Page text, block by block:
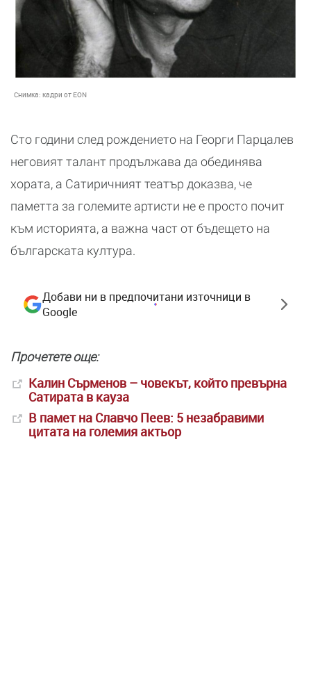
Снимка: кадри от EON
Сто години след рождението на Георги Парцалев
неговият талант продължава да обединява
хората, а Сатиричният театър доказва, че
паметта за големите артисти не е просто почит
към историята, а важна част от бъдещето на
българската култура.
Добави ни в предпочитани източници в
Google
Прочетете още:
Калин Сърменов – човекът, който превърна
Сатирата в кауза
В памет на Славчо Пеев: 5 незабравими
цитата на големия актьор